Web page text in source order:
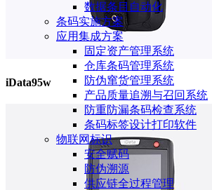
数据条目自动化
条码实施方案
应用集成方案
固定资产管理系统
仓库条码管理系统
防伪窜货管理系统
产品质量追溯与召回系统
防重防漏条码检查系统
条码标签设计打印软件
物联网标识
安全赋码
防伪溯源
供应链全过程管理
iData95w